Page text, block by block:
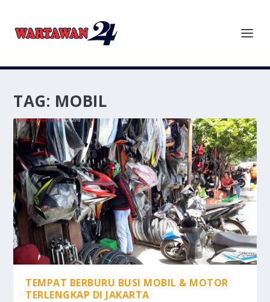
TAG: MOBIL
TEMPAT BERBURU BUSI MOBIL & MOTOR
TERLENGKAP DI JAKARTA